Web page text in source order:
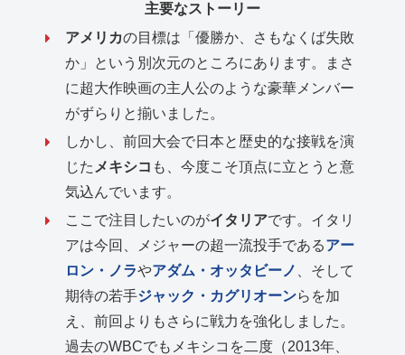
主要なストーリー
アメリカの目標は「優勝か、さもなくば失敗
か」という別次元のところにあります。まさ
に超大作映画の主人公のような豪華メンバー
がずらりと揃いました。
しかし、前回大会で日本と歴史的な接戦を演
じた メキシコ も、今度こそ頂点に立とうと意
気込んでいます。
ここで注目したいのがイタリアです。イタリ
アは今回、メジャーの超一流投手であるアー
ロン・ノラやアダム・オッタビーノ
、そして
期待の若手ジャック・カグリオーンらを加
え、前回よりもさらに戦力を強化しました。
過去のWBCでもメキシコを二度（2013年、